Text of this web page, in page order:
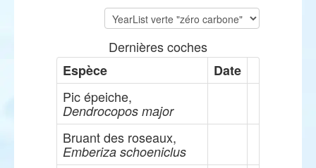
Dernières coches
Espèce
Date
Pic épeiche,
Dendrocopos major
Bruant des roseaux,
Emberiza schoeniclus